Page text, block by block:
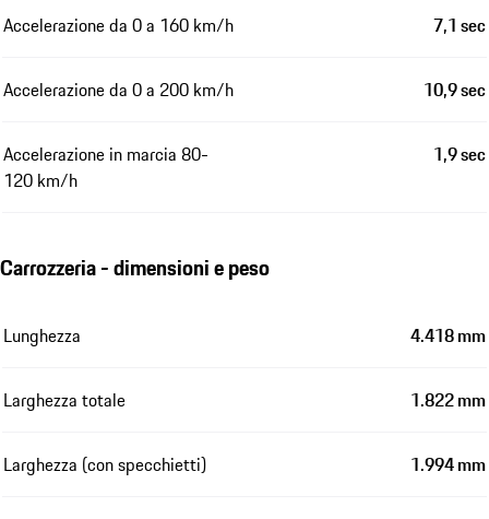
Accelerazione da 0 a 160 km/h 7,1 sec
Accelerazione da 0 a 200 km/h 10,9 sec
Accelerazione in marcia 80-
120 km/h
1,9 sec
Carrozzeria - dimensioni e peso
Lunghezza 4.418 mm
Larghezza totale 1.822 mm
Larghezza (con specchietti) 1.994 mm